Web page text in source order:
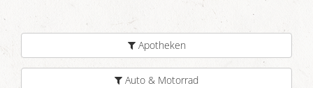
Apotheken
Auto & Motorrad